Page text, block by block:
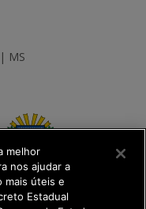
MS
melhor
nos ajudar a
mais úteis e
Estadual